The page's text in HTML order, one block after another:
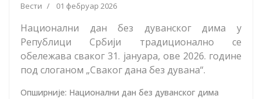
Вести 01 фебруар 2026
Национални дан без дуванског дима у
Републици Србији традиционално се
обележава сваког 31. јануара, ове 2026. године
под слоганом „Сваког дана без дувана“.
Опширније: Национални дан без дуванског дима